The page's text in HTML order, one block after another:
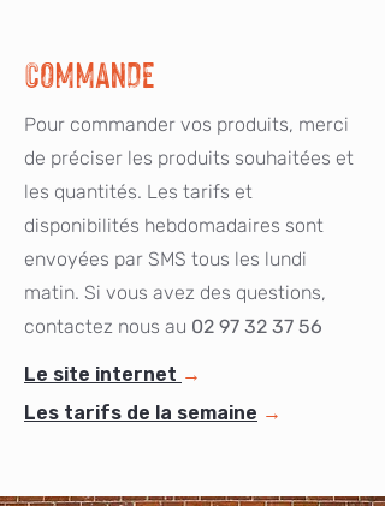
COMMANDE
Pour commander vos produits, merci
de préciser les produits souhaitées et
les quantités. Les tarifs et
disponibilités hebdomadaires sont
envoyées par SMS tous les lundi
matin. Si vous avez des questions,
contactez nous au 02 97 32 37 56
Le site internet →
Les tarifs de la semaine →